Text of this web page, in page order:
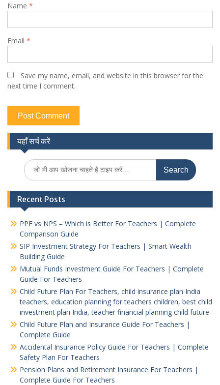
Name *
Email *
Save my name, email, and website in this browser for the
next time I comment.
यहाँ सर्च करें
Search
for:
Recent Posts
PPF vs NPS – Which is Better For Teachers | Complete
Comparison Guide
SIP Investment Strategy For Teachers | Smart Wealth
Building Guide
Mutual Funds Investment Guide For Teachers | Complete
Guide For Teachers
Child Future Plan For Teachers, child insurance plan India
teachers, education planning for teachers children, best child
investment plan India, teacher financial planning child future
Child Future Plan and Insurance Guide For Teachers |
Complete Guide
Accidental Insurance Policy Guide For Teachers | Complete
Safety Plan For Teachers
Pension Plans and Retirement Insurance For Teachers |
Complete Guide For Teachers